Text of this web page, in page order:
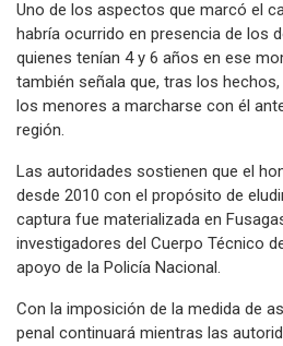
Uno de los aspectos que marcó el
habría ocurrido en presencia de los
quienes tenían 4 y 6 años en ese
también señala que, tras los
los menores a marcharse con él
región.
Las autoridades sostienen que el
desde 2010 con el propósito de
captura fue materializada en
investigadores del Cuerpo Técnico
apoyo de la Policía Nacional.
Con la imposición de la medida de
penal continuará mientras las